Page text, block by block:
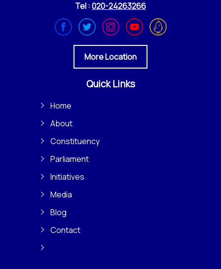
Tel :020-24263266
More Location
Quick Links
Home
About
Constituency
Parliament
Initiatives
Media
Blog
Contact